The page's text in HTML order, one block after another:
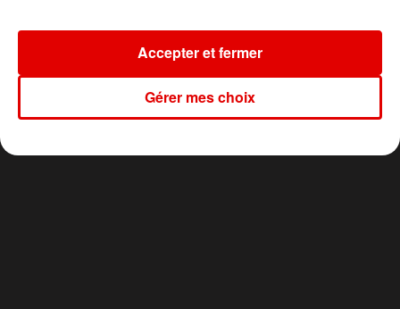
Gérer mes choix
Accepter et fermer